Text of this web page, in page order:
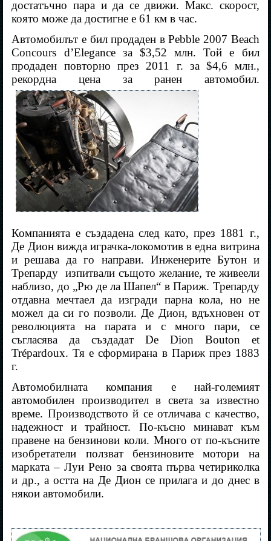
достатъчно пара и да се движи. Макс. скорост,
която може да достигне е 61 км в час.
Автомобилът е бил продаден в Pebble 2007 Beach
Concours d’Elegance за $3,52 млн. Той е бил
продаден повторно през 2011 г. за $4,6 млн.,
рекордна цена за ранен автомобил.
Компанията е създадена след като, през 1881 г.,
Де Дион вижда играчка-локомотив в една витрина
и решава да го направи. Инженерите Бутон и
Трепарду изпитвали същото желание, те живеели
наблизо, до „Рю де ла Шапел“ в Париж. Трепарду
отдавна мечтаел да изгради парна кола, но не
можел да си го позволи. Де Дион, вдъхновен от
революцията на парата и с много пари, се
съгласява да създадат De Dion Bouton et
Trépardoux. Тя е сформирана в Париж през 1883
г.
Автомобилната компания е най-големият
автомобилен производител в света за известно
време. Производството й се отличава с качество,
надежност и трайност. По-късно минават към
правене на бензинови коли. Много от по-късните
изобретатели ползват бензиновите мотори на
марката – Луи Рено за своята първа четириколка
и др., а остта на Де Дион се прилага и до днес в
някои автомобили.